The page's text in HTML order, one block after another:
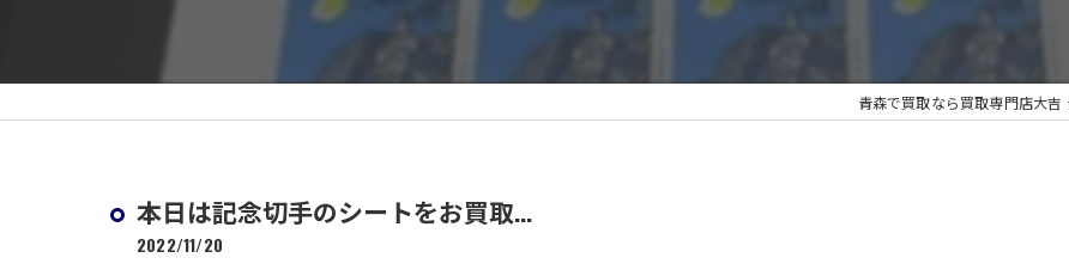
青森で買取なら買取専門店大吉
本日は記念切手のシートをお買取...
2022/11/20